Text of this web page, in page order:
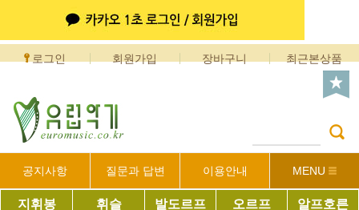
로그인 회원가입 장바구니 최근본상품
공지사항 질문과 답변 이용안내 MENU
지휘봉 휘슬 발도르프 오르프 알프호른